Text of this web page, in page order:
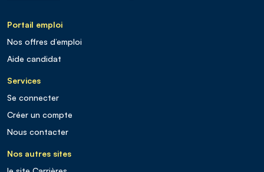
Portail emploi
Nos offres d’emploi
Aide candidat
Services
Se connecter
Créer un compte
Nous contacter
Nos autres sites